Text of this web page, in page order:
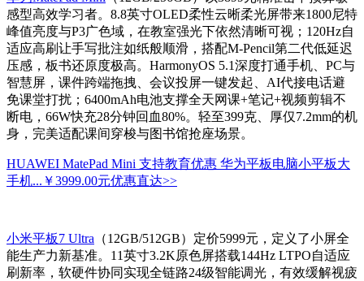
感型高效学习者。8.8英寸OLED柔性云晰柔光屏带来1800尼特
峰值亮度与P3广色域，在教室强光下依然清晰可视；120Hz自
适应高刷让手写批注如纸般顺滑，搭配M-Pencil第二代低延迟
压感，板书还原度极高。HarmonyOS 5.1深度打通手机、PC与
智慧屏，课件跨端拖拽、会议投屏一键发起、AI代接电话避
免课堂打扰；6400mAh电池支撑全天网课+笔记+视频剪辑不
断电，66W快充28分钟回血80%。轻至399克、厚仅7.2mm的机
身，完美适配课间穿梭与图书馆抢座场景。
HUAWEI MatePad Mini 支持教育优惠 华为平板电脑小平板大
手机... ￥3999.00元优惠直达>>
小米平板7 Ultra （12GB/512GB）定价5999元，定义了小屏全
能生产力新基准。11英寸3.2K原色屏搭载144Hz LTPO自适应
刷新率，软硬件协同实现全链路24级智能调光，有效缓解视疲